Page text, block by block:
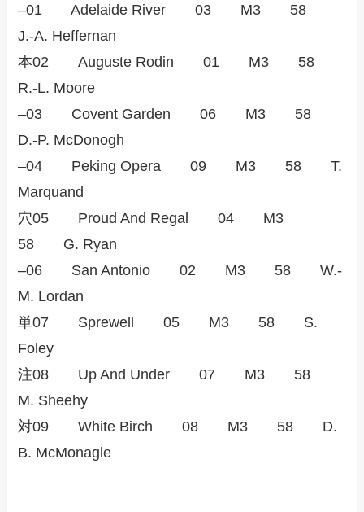
–01 Adelaide River 03 M3 58
J.-A. Heffernan
本02 Auguste Rodin 01 M3 58
R.-L. Moore
–03 Covent Garden 06 M3 58
D.-P. McDonogh
–04 Peking Opera 09 M3 58 T.
Marquand
穴05 Proud And Regal 04 M3
58 G. Ryan
–06 San Antonio 02 M3 58 W.-
M. Lordan
単07 Sprewell 05 M3 58 S.
Foley
注08 Up And Under 07 M3 58
M. Sheehy
対09 White Birch 08 M3 58 D.
B. McMonagle